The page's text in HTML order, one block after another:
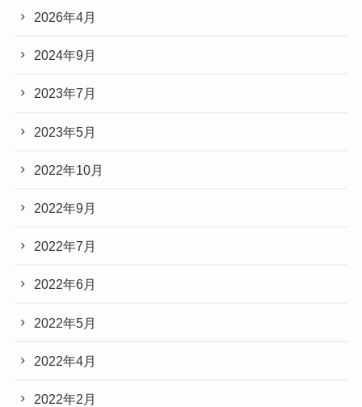
2026年4月
2024年9月
2023年7月
2023年5月
2022年10月
2022年9月
2022年7月
2022年6月
2022年5月
2022年4月
2022年2月